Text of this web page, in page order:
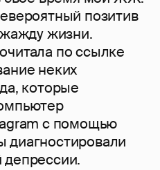
позитив
жизни.
по ссылке
неких
которые
с помощью
диагностировали
депрессии.